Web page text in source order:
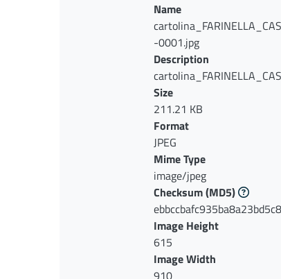
Name
-0001.jpg
Description
-0001.jpg
Size
211.21 KB
Format
JPEG
Mime Type
image/jpeg
Checksum(MD5)
Image Height
615
Image Width
910